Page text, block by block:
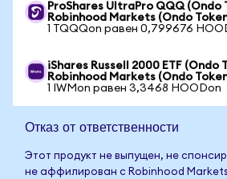
ProShares UltraPro QQQ (Ondo
Robinhood Markets (Ondo
1 TQQQon равен 0,799676
iShares Russell 2000 ETF (Ondo
Robinhood Markets (Ondo
1 IWMon равен 3,3468 HOODon
Отказ от ответственности
Этот продукт не выпущен, не
не аффилирован с Robinhood